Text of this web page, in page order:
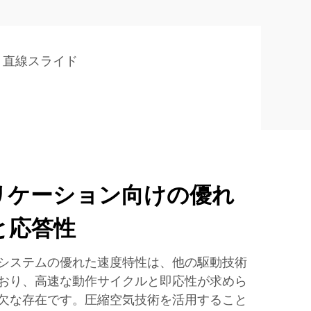
線スライド
ケーション向けの優れ
応答性
ステムの優れた速度特性は、他の駆動技術
り、高速な動作サイクルと即応性が求めら
な存在です。圧縮空気技術を活用すること